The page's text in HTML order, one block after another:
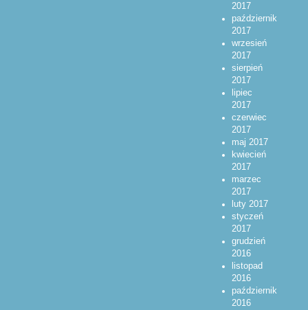
2017
październik
2017
wrzesień
2017
sierpień
2017
lipiec
2017
czerwiec
2017
maj 2017
kwiecień
2017
marzec
2017
luty 2017
styczeń
2017
grudzień
2016
listopad
2016
październik
2016